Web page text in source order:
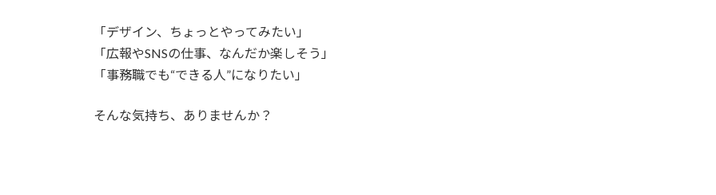
新
日
時
:
「デザイン、ちょっとやってみたい」
「広報やSNSの仕事、なんだか楽しそう」
「事務職でも“できる人”になりたい」
そんな気持ち、ありませんか？